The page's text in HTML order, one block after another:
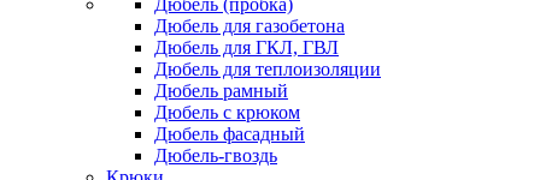
Дюбель (пробка)
Дюбель для газобетона
Дюбель для ГКЛ, ГВЛ
Дюбель для теплоизоляции
Дюбель рамный
Дюбель с крюком
Дюбель фасадный
Дюбель-гвоздь